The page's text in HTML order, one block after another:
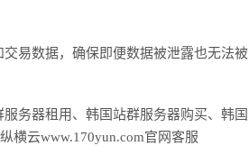
易数据，确保即便数据被泄露也无法被
务器租用、韩国站群服务器购买、韩国
横云www.170yun.com官网客服